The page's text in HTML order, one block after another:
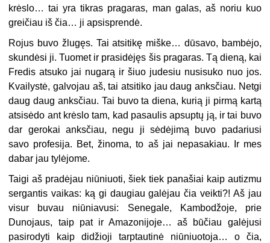
krėslo… tai yra tikras pragaras, man galas, aš noriu kuo
greičiau iš čia… ji apsisprendė.
Rojus buvo žlugęs. Tai atsitikę miške… dūsavo, bambėjo,
skundėsi ji. Tuomet ir prasidėjęs šis pragaras. Tą dieną, kai
Fredis atsuko jai nugarą ir šiuo judesiu nusisuko nuo jos.
Kvailystė, galvojau aš, tai atsitiko jau daug anksčiau. Netgi
daug daug anksčiau. Tai buvo ta diena, kurią ji pirmą kartą
atsisėdo ant krėslo tam, kad pasaulis apsuptų ją, ir tai buvo
dar gerokai anksčiau, negu ji sėdėjimą buvo padariusi
savo profesija. Bet, žinoma, to aš jai nepasakiau. Ir mes
dabar jau tylėjome.
Taigi aš pradėjau niūniuoti, šiek tiek panašiai kaip autizmu
sergantis vaikas: ką gi daugiau galėjau čia veikti?! Aš jau
visur buvau niūniavusi: Senegale, Kambodžoje, prie
Dunojaus, taip pat ir Amazonijoje… aš būčiau galėjusi
pasirodyti kaip didžioji tarptautinė niūniuotoja… o čia,